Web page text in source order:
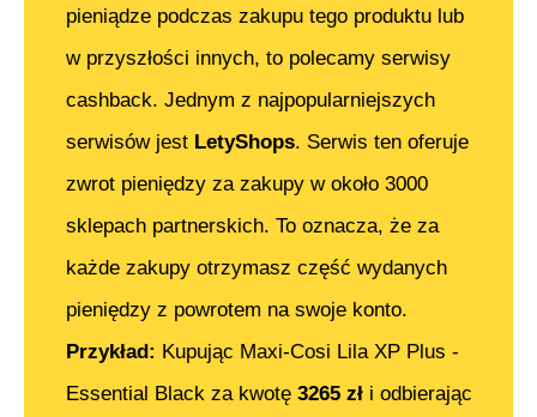
pieniądze podczas zakupu tego produktu lub
w przyszłości innych, to polecamy serwisy
cashback. Jednym z najpopularniejszych
serwisów jest LetyShops. Serwis ten oferuje
zwrot pieniędzy za zakupy w około 3000
sklepach partnerskich. To oznacza, że za
każde zakupy otrzymasz część wydanych
pieniędzy z powrotem na swoje konto.
Przykład: Kupując Maxi-Cosi Lila XP Plus -
Essential Black za kwotę 3265 zł i odbierając